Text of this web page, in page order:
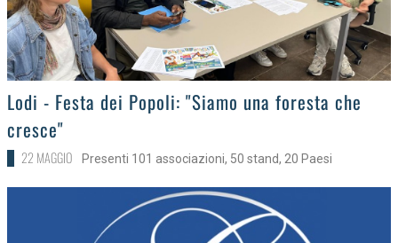
>Lodi - Festa dei Popoli: "Siamo una foresta che
cresce"
22 MAGGIO Presenti 101 associazioni, 50 stand, 20 Paesi